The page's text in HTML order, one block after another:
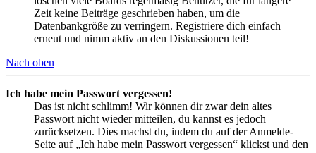
Zeit keine Beiträge geschrieben haben, um die
Datenbankgröße zu verringern. Registriere dich einfach
erneut und nimm aktiv an den Diskussionen teil!
Nach oben
Ich habe mein Passwort vergessen!
Das ist nicht schlimm! Wir können dir zwar dein altes
Passwort nicht wieder mitteilen, du kannst es jedoch
zurücksetzen. Dies machst du, indem du auf der Anmelde-
Seite auf „Ich habe mein Passwort vergessen“ klickst und den